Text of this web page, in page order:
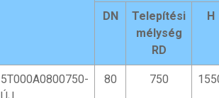
DN
Telepítési
mélység
RD
H
5T000A0800750-
80 750